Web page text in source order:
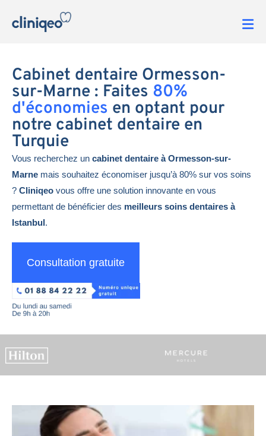
Cabinet dentaire Ormesson-
sur-Marne : Faites 80%
d'économies en optant pour
notre cabinet dentaire en
Turquie
Vous recherchez un cabinet dentaire à Ormesson-sur-
Marne mais souhaitez économiser jusqu’à 80% sur vos soins
? Cliniqeo vous offre une solution innovante en vous
permettant de bénéficier des meilleurs soins dentaires à
Istanbul.
Consultation gratuite